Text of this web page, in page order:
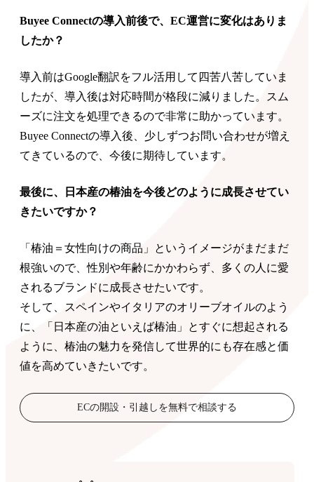
Buyee Connectの導入前後で、EC運営に変化はありま
したか？
導入前はGoogle翻訳をフル活用して四苦八苦していま
したが、導入後は対応時間が格段に減りました。スム
ーズに注文を処理できるので非常に助かっています。
Buyee Connectの導入後、少しずつお問い合わせが増え
てきているので、今後に期待しています。
最後に、日本産の椿油を今後どのように成長させてい
きたいですか？
「椿油＝女性向けの商品」というイメージがまだまだ
根強いので、性別や年齢にかかわらず、多くの人に愛
されるブランドに成長させたいです。
そして、スペインやイタリアのオリーブオイルのよう
に、「日本産の油といえば椿油」とすぐに想起される
ように、椿油の魅力を発信して世界的にも存在感と価
値を高めていきたいです。
ECの開設・引越しを無料で相談する